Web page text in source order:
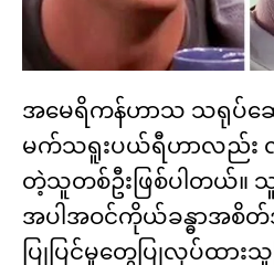
အမေရိကန်ဟာသ သရုပ်ဆေ
မက်သရူးပယ်ရီဟာလည်း လူသိ
တဲ့သူတစ်ဦးဖြစ်ပါတယ်။
အပါအဝင်ကိုယ်ခန္ဓာအစိတ်
ပြုပြင်မှုတွေပြုလုပ်ထား